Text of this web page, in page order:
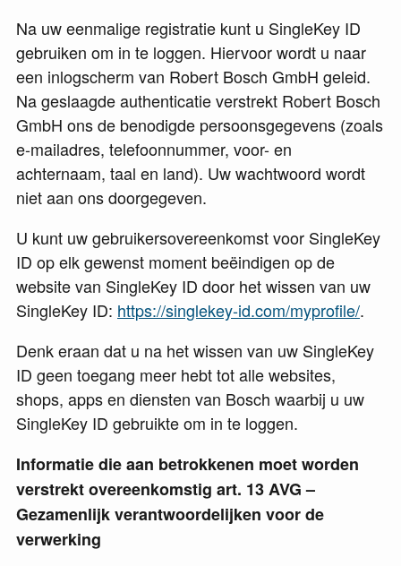
Na uw eenmalige registratie kunt u SingleKey ID
gebruiken om in te loggen. Hiervoor wordt u naar
een inlogscherm van Robert Bosch GmbH geleid.
Na geslaagde authenticatie verstrekt Robert Bosch
GmbH ons de benodigde persoonsgegevens (zoals
e-mailadres, telefoonnummer, voor- en
achternaam, taal en land). Uw wachtwoord wordt
niet aan ons doorgegeven.
U kunt uw gebruikersovereenkomst voor SingleKey
ID op elk gewenst moment beëindigen op de
website van SingleKey ID door het wissen van uw
SingleKey ID: https://singlekey-id.com/myprofile/.
Denk eraan dat u na het wissen van uw SingleKey
ID geen toegang meer hebt tot alle websites,
shops, apps en diensten van Bosch waarbij u uw
SingleKey ID gebruikte om in te loggen.
Informatie die aan betrokkenen moet worden
verstrekt overeenkomstig art. 13 AVG –
Gezamenlijk verantwoordelijken voor de
verwerking